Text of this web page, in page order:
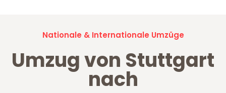
Nationale & Internationale Umzüge
Umzug von Stuttgart
nach